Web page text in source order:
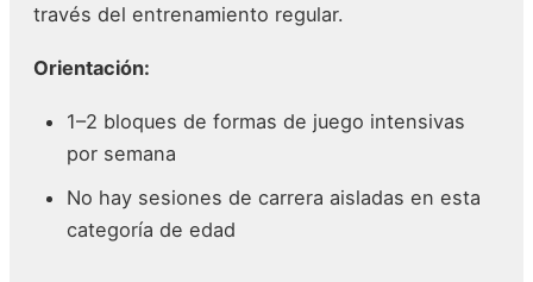
través del entrenamiento regular.
Orientación:
1–2 bloques de formas de juego intensivas
por semana
No hay sesiones de carrera aisladas en esta
categoría de edad